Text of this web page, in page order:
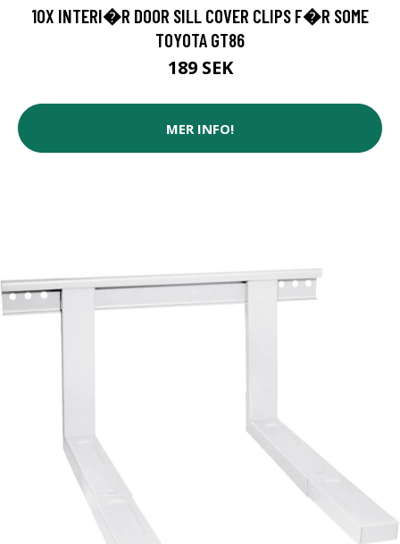
10X INTERI�R DOOR SILL COVER CLIPS F�R SOME
TOYOTA GT86
189 SEK
MER INFO!